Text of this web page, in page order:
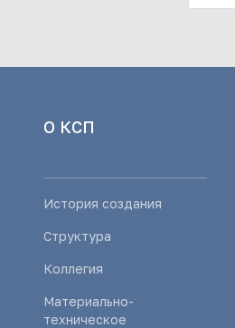
О КСП
История создания
Структура
Коллегия
Материально-
техническое